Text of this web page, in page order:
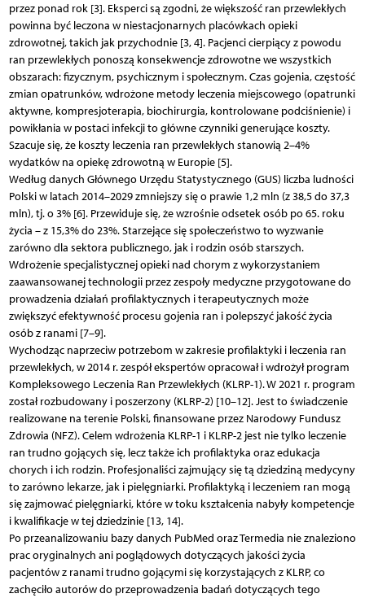
przez ponad rok [3]. Eksperci są zgodni, że większość ran przewlekłych
powinna być leczona w niestacjonarnych placówkach opieki
zdrowotnej, takich jak przychodnie [3, 4]. Pacjenci cierpiący z powodu
ran przewlekłych ponoszą konsekwencje zdrowotne we wszystkich
obszarach: fizycznym, psychicznym i społecznym. Czas gojenia, częstość
zmian opatrunków, wdrożone metody leczenia miejscowego (opatrunki
aktywne, kompresjoterapia, biochirurgia, kontrolowane podciśnienie) i
powikłania w postaci infekcji to główne czynniki generujące koszty.
Szacuje się, że koszty leczenia ran przewlekłych stanowią 2–4%
wydatków na opiekę zdrowotną w Europie [5].
Według danych Głównego Urzędu Statystycznego (GUS) liczba ludności
Polski w latach 2014–2029 zmniejszy się o prawie 1,2 mln (z 38,5 do 37,3
mln), tj. o 3% [6]. Przewiduje się, że wzrośnie odsetek osób po 65. roku
życia – z 15,3% do 23%. Starzejące się społeczeństwo to wyzwanie
zarówno dla sektora publicznego, jak i rodzin osób starszych.
Wdrożenie specjalistycznej opieki nad chorym z wykorzystaniem
zaawansowanej technologii przez zespoły medyczne przygotowane do
prowadzenia działań profilaktycznych i terapeutycznych może
zwiększyć efektywność procesu gojenia ran i polepszyć jakość życia
osób z ranami [7–9].
Wychodząc naprzeciw potrzebom w zakresie profilaktyki i leczenia ran
przewlekłych, w 2014 r. zespół ekspertów opracował i wdrożył program
Kompleksowego Leczenia Ran Przewlekłych (KLRP-1). W 2021 r. program
został rozbudowany i poszerzony (KLRP-2) [10–12]. Jest to świadczenie
realizowane na terenie Polski, finansowane przez Narodowy Fundusz
Zdrowia (NFZ). Celem wdrożenia KLRP-1 i KLRP-2 jest nie tylko leczenie
ran trudno gojących się, lecz także ich profilaktyka oraz edukacja
chorych i ich rodzin. Profesjonaliści zajmujący się tą dziedziną medycyny
to zarówno lekarze, jak i pielęgniarki. Profilaktyką i leczeniem ran mogą
się zajmować pielęgniarki, które w toku kształcenia nabyły kompetencje
i kwalifikacje w tej dziedzinie [13, 14].
Po przeanalizowaniu bazy danych PubMed oraz Termedia nie znaleziono
prac oryginalnych ani poglądowych dotyczących jakości życia
pacjentów z ranami trudno gojącymi się korzystających z KLRP, co
zachęciło autorów do przeprowadzenia badań dotyczących tego